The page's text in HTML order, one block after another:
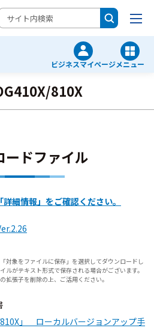
ビジネスマイページメニュー
810X
ードファイル
詳細情報」をご確認ください。
対象をファイルに保存」を選択してダウンロードし
ルがテキスト形式で保存される場合がございます。
拡張子を削除の上、ご活用ください。
」 ローカルバージョンアップ手